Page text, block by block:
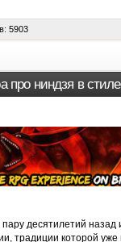
5903
про ниндзя в
десятилетий назад
традиции которой